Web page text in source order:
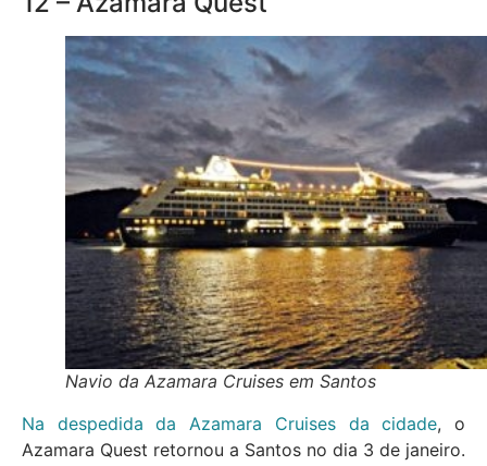
Navio da Azamara Cruises em Santos
Na despedida da Azamara Cruises da cidade, o
Azamara Quest retornou a Santos no dia 3 de janeiro.